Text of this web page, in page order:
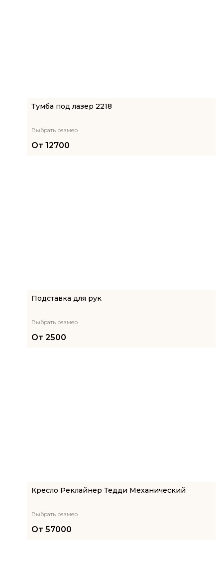
Тумба под лазер 2218
Выбрать размер
От 12700
Подставка для рук
Выбрать размер
От 2500
Кресло Реклайнер Тедди Механический
Выбрать размер
От 57000